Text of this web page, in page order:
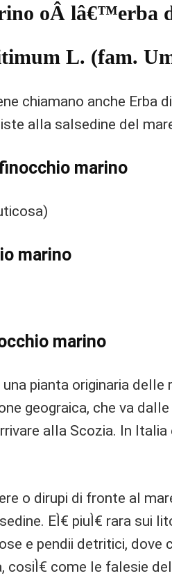
oÂ lâ€™erba
L. (fam.
chiamano anche Erba
alla salsedine del
marino
marino
marino
pianta originaria delle
geograica, che va
alla Scozia. In
o dirupi di fronte al
EÌ€ piuÌ€ rara sui
e pendii detritici,
cosiÌ€ come le falesie